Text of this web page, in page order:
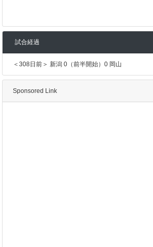
試合経過
＜308日前＞ 新潟 0（前半開始）0 岡山
Sponsored Link